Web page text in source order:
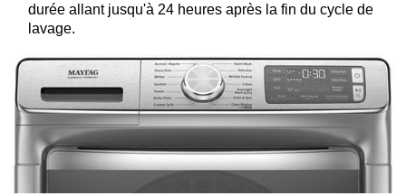
durée allant jusqu'à 24 heures après la fin du cycle de
lavage.